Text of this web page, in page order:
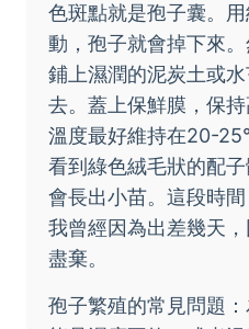
色斑點就是孢子囊。
動，孢子就會掉下來
鋪上濕潤的泥炭土或
去。蓋上保鮮膜，保持
溫度最好維持在20-
看到綠色絨毛狀的配
會長出小苗。這段時
我曾經因為出差幾天
盡棄。
孢子繁殖的常見問題